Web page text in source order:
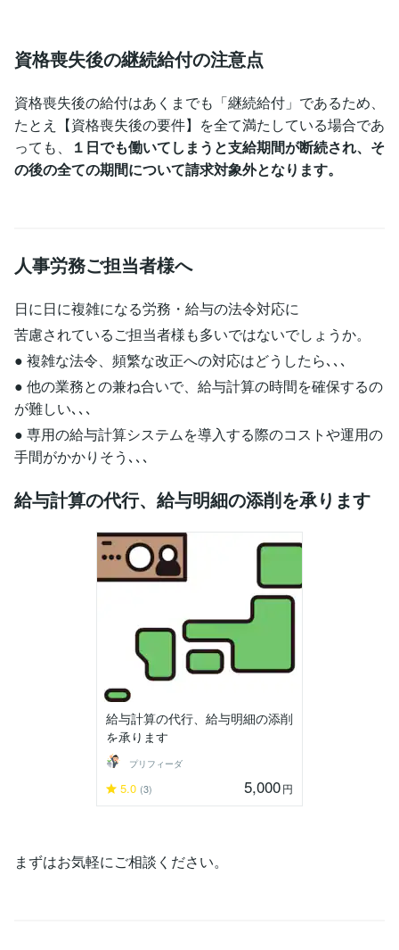
資格喪失後の継続給付の注意点
資格喪失後の給付はあくまでも「継続給付」であるため、
たとえ【資格喪失後の要件】を全て満たしている場合であ
っても、
１日でも働いてしまうと支給期間が断続され、そ
の後の全ての期間について請求対象外となります。
人事労務ご担当者様へ
日に日に複雑になる労務・給与の法令対応に
苦慮されているご担当者様も多いではないでしょうか。
● 複雑な法令、頻繁な改正への対応はどうしたら､､､
● 他の業務との兼ね合いで、給与計算の時間を確保するの
が難しい､､､
● 専用の給与計算システムを導入する際のコストや運用の
手間がかかりそう､､､
給与計算の代行、給与明細の添削を承ります
給与計算の代行、給与明細の添削
を承ります
プリフィーダ
5.0 (3) 5,000円
まずはお気軽にご相談ください。